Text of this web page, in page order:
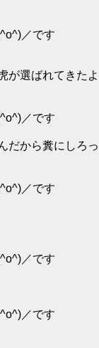
／です
が選ばれてきたよ
／です
だから糞にしろっ
／です
／です
／です